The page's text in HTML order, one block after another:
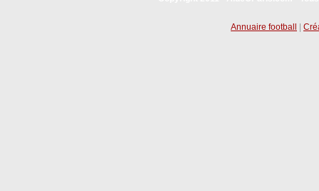
Annuaire football